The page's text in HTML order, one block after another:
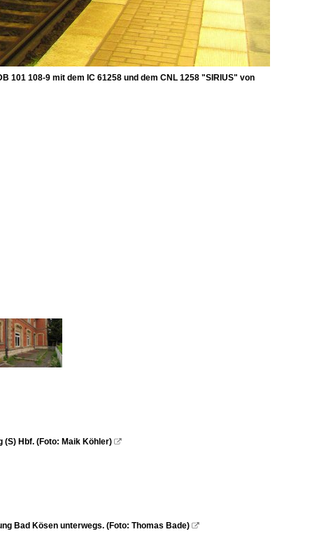
101 108-9 mit dem IC 61258 und dem CNL 1258 "SIRIUS" von
(S) Hbf. (Foto: Maik Köhler) 
Bad Kösen unterwegs. (Foto: Thomas Bade) 